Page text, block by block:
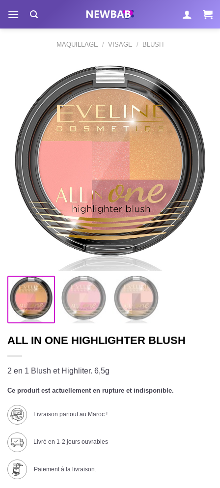
contenu
MAQUILLAGE / VISAGE / BLUSH
ALL IN ONE HIGHLIGHTER BLUSH
2 en 1 Blush et Highliter. 6,5g
Ce produit est actuellement en rupture et indisponible.
Livraison partout au Maroc !
Livré en 1-2 jours ouvrables
Paiement à la livraison.